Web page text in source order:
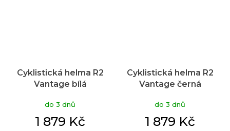
Cyklistická helma R2
Vantage bílá
do 3 dnů
1 879 Kč
Cyklistická helma R2
Vantage černá
do 3 dnů
1 879 Kč